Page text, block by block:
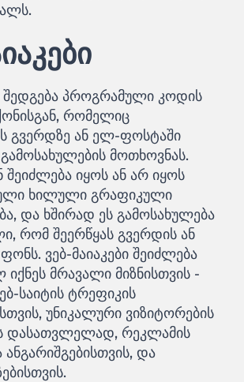
შედგება პროგრამული კოდის
რომელიც
გვერდზე ან ელ-ფოსტაში
მოთხოვნას.
შეიძლება იყოს ან არ იყოს
ხილული გრაფიკული
და ხშირად ეს გამოსახულება
რომ შეერწყას გვერდის ან
ვებ-მაიაკები შეიძლება
იქნეს მრავალი მიზნისთვის -
საიტის ტრეფიკის
უნიკალური ვიზიტორების
დასათვლელად, რეკლამის
და